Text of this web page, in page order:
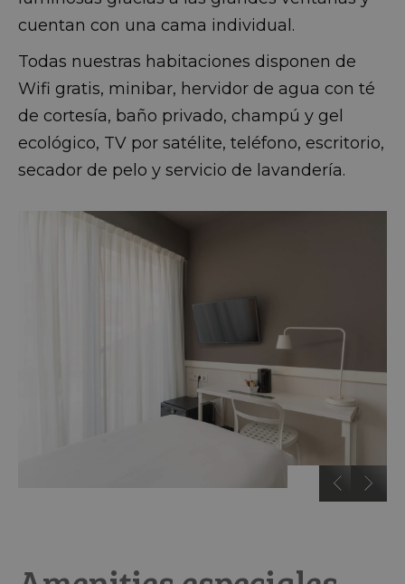
cuentan con una cama individual.
Todas nuestras habitaciones disponen de
Wifi gratis, minibar, hervidor de agua con té
de cortesía, baño privado, champú y gel
ecológico, TV por satélite, teléfono, escritorio,
secador de pelo y servicio de lavandería.